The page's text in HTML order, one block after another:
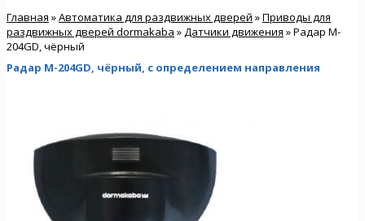
Главная »Автоматика для раздвижных дверей »Приводы для
раздвижных дверей dormakaba » Датчики движения » Радар M-
204GD, чёрный
Радар M-204GD, чёрный, с определением направления